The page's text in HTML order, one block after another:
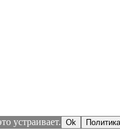
устраивает. Ok